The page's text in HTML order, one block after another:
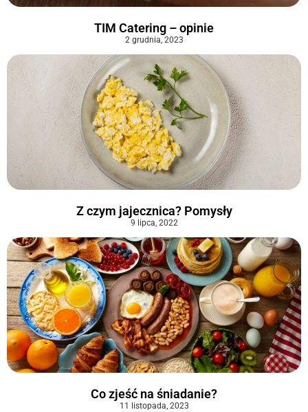
TIM Catering – opinie
2 grudnia, 2023
Z czym jajecznica? Pomysły
9 lipca, 2022
Co zjeść na śniadanie?
11 listopada, 2023